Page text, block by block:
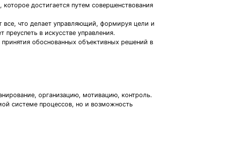
достигается путем совершенствования
все, что делает управляющий, формируя цели и
в искусстве управления.
обоснованных объективных решений в
организацию, мотивацию, контроль.
системе процессов, но и возможность